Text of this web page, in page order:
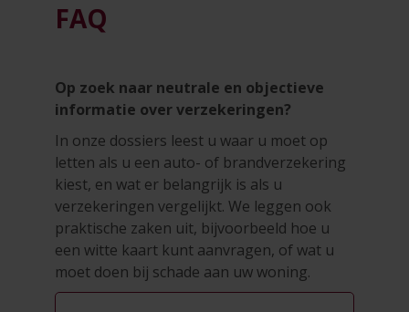
FAQ
Op zoek naar neutrale en objectieve
informatie over verzekeringen?
In onze dossiers leest u waar u moet op
letten als u een auto- of brandverzekering
kiest, en wat er belangrijk is als u
verzekeringen vergelijkt. We leggen ook
praktische zaken uit, bijvoorbeeld hoe u
een witte kaart kunt aanvragen, of wat u
moet doen bij schade aan uw woning.